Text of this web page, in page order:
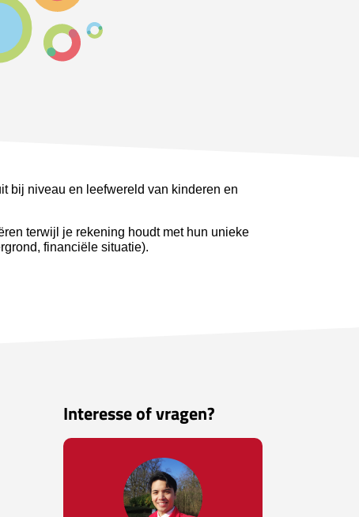
bij niveau en leefwereld van kinderen en
terwijl je rekening houdt met hun unieke
financiële situatie).
Interesse of vragen?